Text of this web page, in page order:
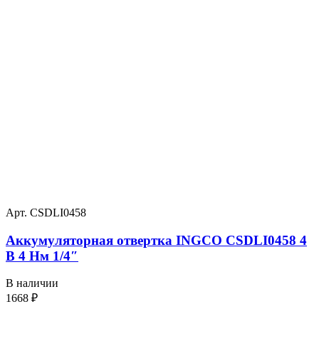
Арт. CSDLI0458
Аккумуляторная отвертка INGCO CSDLI0458 4
В 4 Нм 1/4″
В наличии
1668 ₽